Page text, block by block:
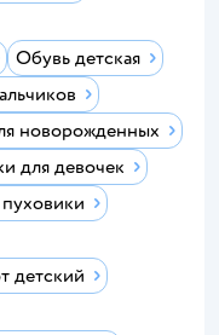
Обувь детская
новорожденных
для девочек
детский